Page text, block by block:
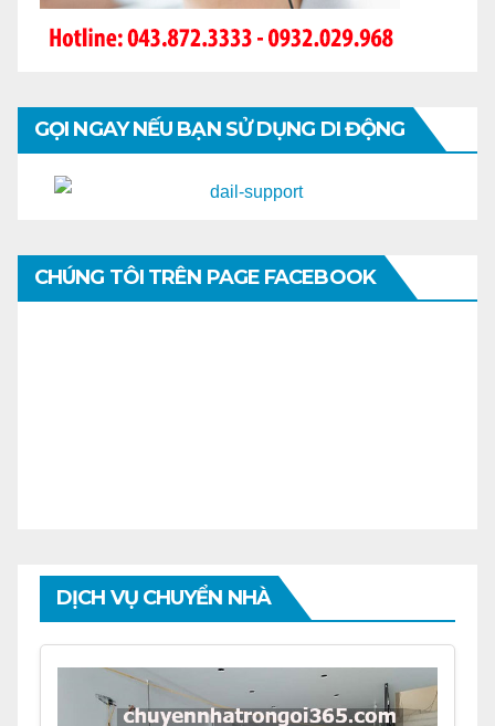
GỌI NGAY NẾU BẠN SỬ DỤNG DI ĐỘNG
CHÚNG TÔI TRÊN PAGE FACEBOOK
DỊCH VỤ CHUYỂN NHÀ